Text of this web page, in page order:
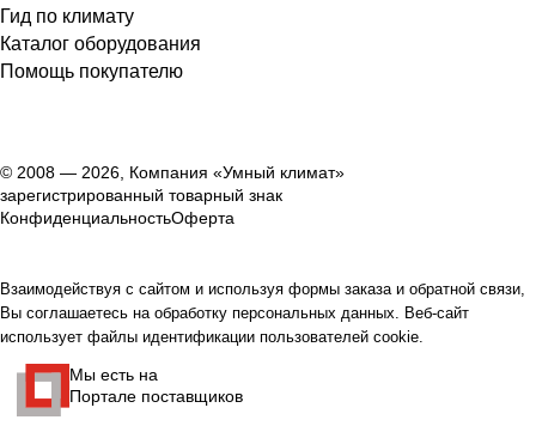
Гид по климату
Каталог оборудования
Помощь покупателю
© 2008 — 2026, Компания «Умный климат»
зарегистрированный товарный знак
КонфиденциальностьОферта
Взаимодействуя с сайтом и используя формы заказа и обратной связи,
Вы соглашаетесь на обработку персональных данных. Веб-сайт
использует файлы идентификации пользователей cookie.
Мы есть на
Портале поставщиков